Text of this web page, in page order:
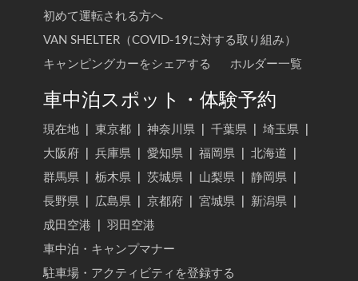
初めて運転される方へ
VAN SHELTER（COVID-19に対する取り組み）
キャンピングカーをシェアする
ホルダー一覧
車中泊スポット・体験予約
現在地 東京都 神奈川県 千葉県 埼玉県
大阪府
兵庫県 愛知県 福岡県 北海道
群馬県
栃木県 茨城県 山梨県 静岡県
長野県
広島県 京都府 宮城県 新潟県
成田空港
羽田空港
車中泊・キャンプマナー
駐車場・アクティビティを登録する